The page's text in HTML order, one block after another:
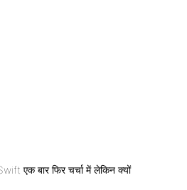
एक बार फिर चर्चा में लेकिन क्यों